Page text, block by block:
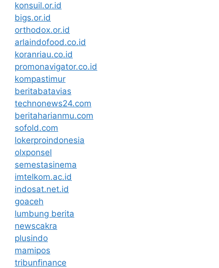
konsuil.or.id
bigs.or.id
orthodox.or.id
arlaindofood.co.id
koranriau.co.id
promonavigator.co.id
kompastimur
beritabatavias
technonews24.com
beritaharianmu.com
sofold.com
lokerproindonesia
olxponsel
semestasinema
imtelkom.ac.id
indosat.net.id
goaceh
lumbung berita
newscakra
plusindo
mamipos
tribunfinance